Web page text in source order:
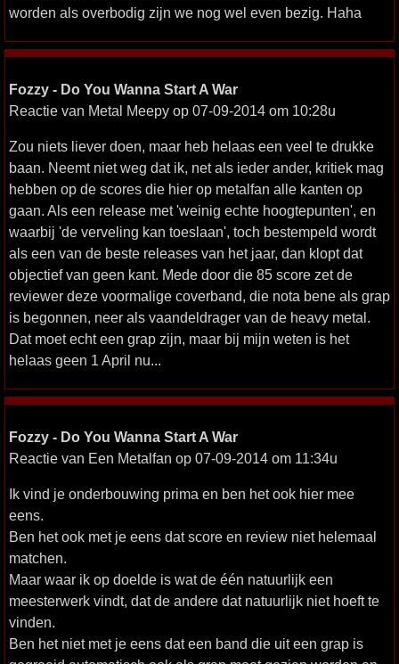
worden als overbodig zijn we nog wel even bezig. Haha
Fozzy - Do You Wanna Start A War
Reactie van Metal Meepy op 07-09-2014 om 10:28u
Zou niets liever doen, maar heb helaas een veel te drukke
baan. Neemt niet weg dat ik, net als ieder ander, kritiek mag
hebben op de scores die hier op metalfan alle kanten op
gaan. Als een release met 'weinig echte hoogtepunten', en
waarbij 'de verveling kan toeslaan', toch bestempeld wordt
als een van de beste releases van het jaar, dan klopt dat
objectief van geen kant. Mede door die 85 score zet de
reviewer deze voormalige coverband, die nota bene als grap
is begonnen, neer als vaandeldrager van de heavy metal.
Dat moet echt een grap zijn, maar bij mijn weten is het
helaas geen 1 April nu...
Fozzy - Do You Wanna Start A War
Reactie van Een Metalfan op 07-09-2014 om 11:34u
Ik vind je onderbouwing prima en ben het ook hier mee
eens.
Ben het ook met je eens dat score en review niet helemaal
matchen.
Maar waar ik op doelde is wat de één natuurlijk een
meesterwerk vindt, dat de andere dat natuurlijk niet hoeft te
vinden.
Ben het niet met je eens dat een band die uit een grap is